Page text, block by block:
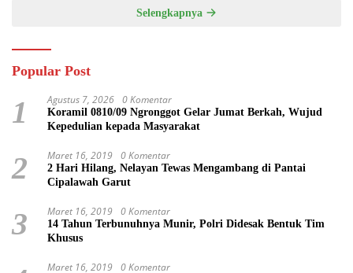
Selengkapnya
Popular Post
1 Agustus 7, 2026 0 Komentar
Koramil 0810/09 Ngronggot Gelar Jumat Berkah, Wujud
Kepedulian kepada Masyarakat
2 Maret 16, 2019 0 Komentar
2 Hari Hilang, Nelayan Tewas Mengambang di Pantai
Cipalawah Garut
3 Maret 16, 2019 0 Komentar
14 Tahun Terbunuhnya Munir, Polri Didesak Bentuk Tim
Khusus
Maret 16, 2019 0 Komentar